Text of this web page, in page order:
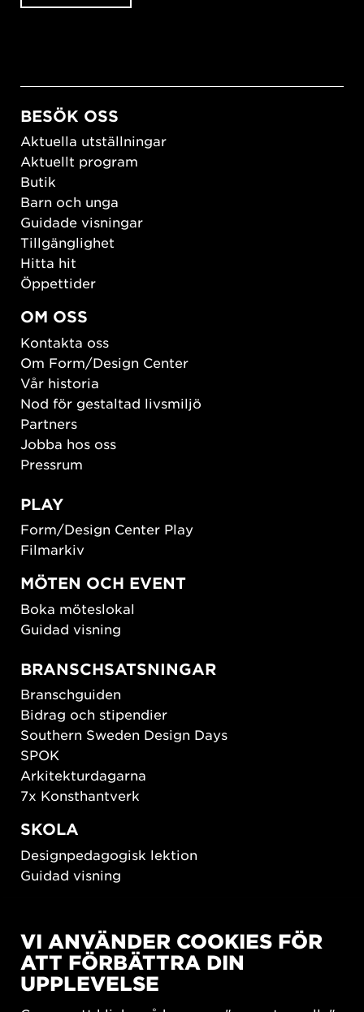
BESÖK OSS
Aktuella utställningar
Aktuellt program
Butik
Barn och unga
Guidade visningar
Tillgänglighet
Hitta hit
Öppettider
OM OSS
Kontakta oss
Om Form/Design Center
Vår historia
Nod för gestaltad livsmiljö
Partners
Jobba hos oss
Pressrum
PLAY
Form/Design Center Play
Filmarkiv
MÖTEN OCH EVENT
Boka möteslokal
Guidad visning
BRANSCHSATSNINGAR
Branschguiden
Bidrag och stipendier
Southern Sweden Design Days
SPOK
Arkitekturdagarna
7x Konsthantverk
SKOLA
Designpedagogisk lektion
Guidad visning
New European Bauhaus
SUSTAINORDIC
Share Future Living
VI ANVÄNDER COOKIES FÖR
ATT FÖRBÄTTRA DIN
UPPLEVELSE